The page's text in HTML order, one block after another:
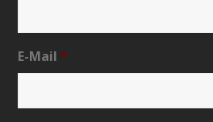
E-Mail *